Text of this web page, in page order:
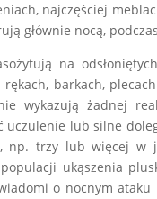
najczęściej
głównie nocą,
na
rękach, barkach,
wykazują żadnej
uczulenie lub silne
np. trzy lub więcej w
ukąszenia
o nocnym